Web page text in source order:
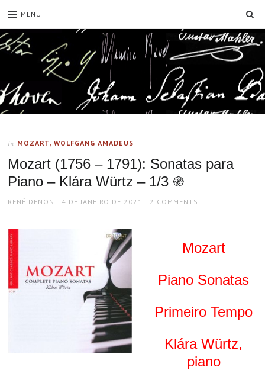
MENU
In MOZART, WOLFGANG AMADEUS
Mozart (1756 – 1791): Sonatas para
Piano – Klára Würtz – 1/3 ֎
AUTHOR
RENÉ DENON
POSTED
4 DE JANEIRO DE 2021 2 COMMENTS
Mozart
Piano Sonatas
Primeiro Tempo
Klára Würtz,
piano